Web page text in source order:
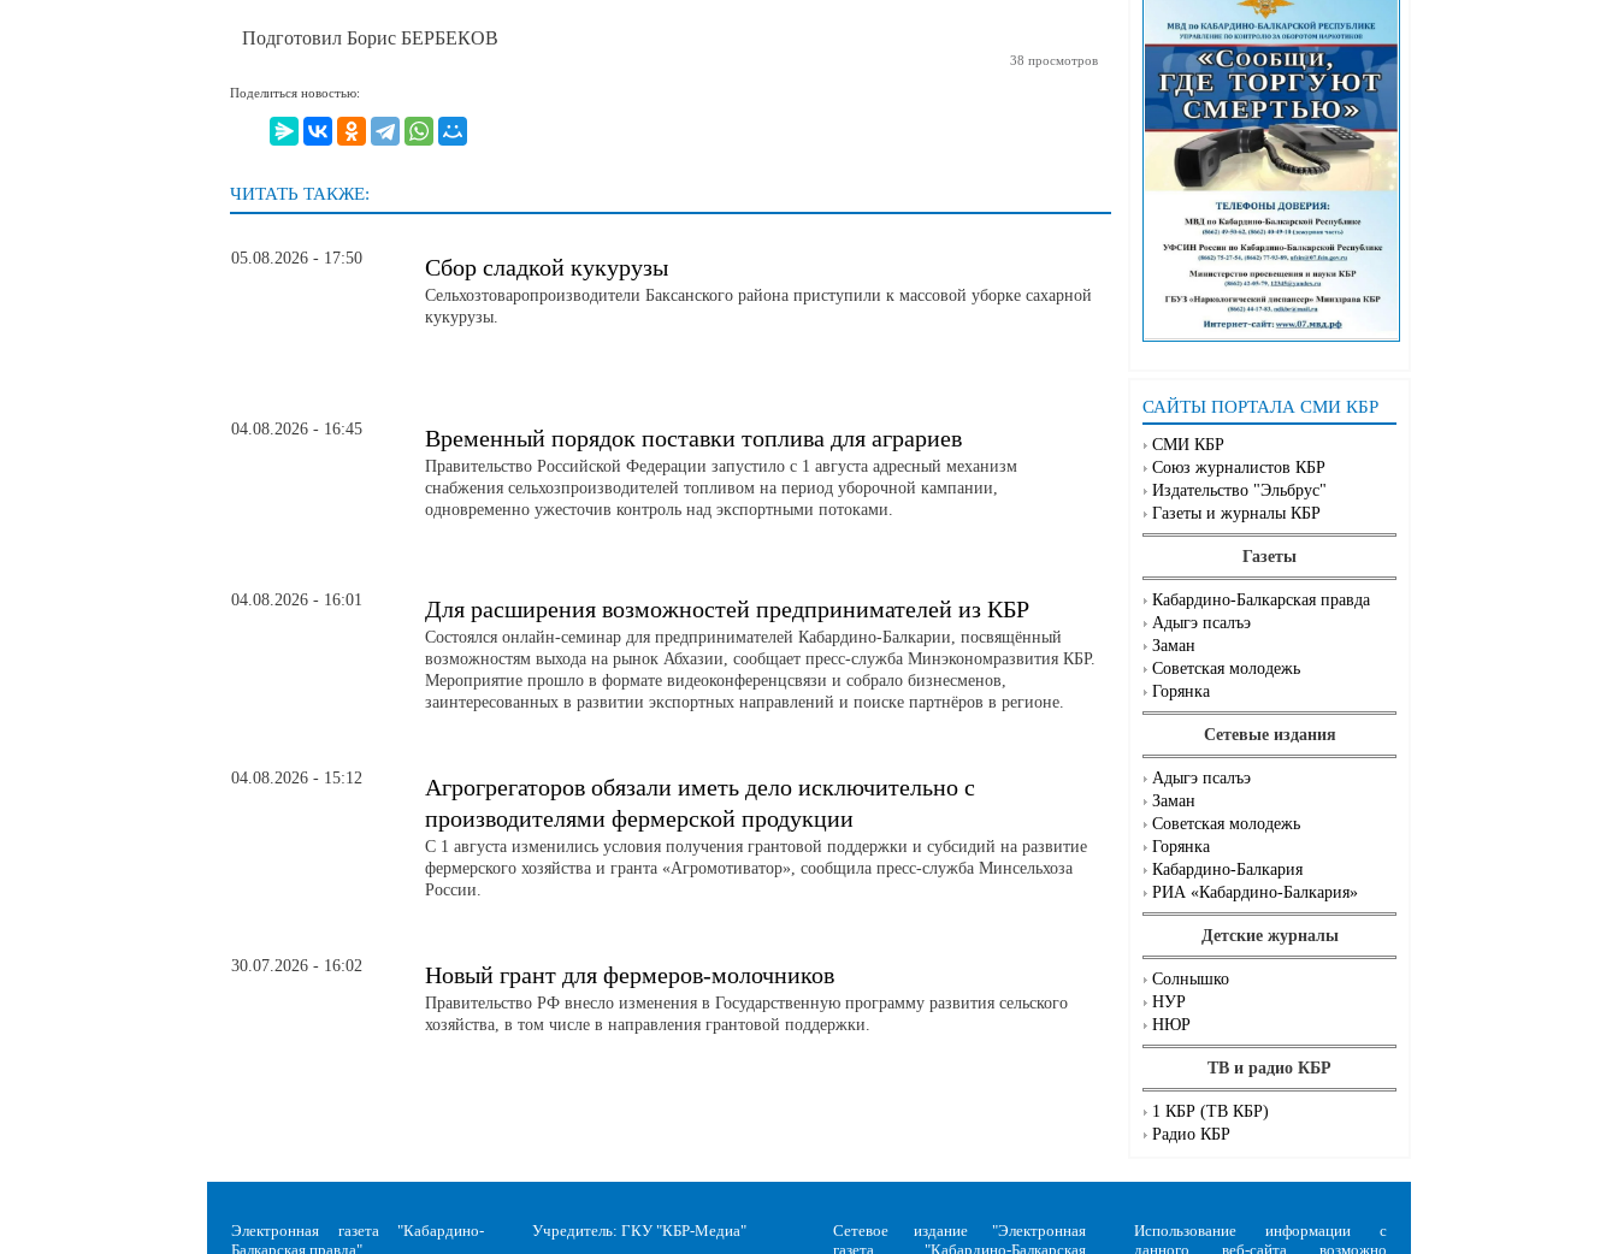
САЙТЫ ПОРТАЛА СМИ КБР
СМИ КБР
Союз журналистов КБР
Издательство "Эльбрус"
Газеты и журналы КБР
Газеты
Кабардино-Балкарская правда
Адыгэ псалъэ
Заман
Советская молодежь
Горянка
Сетевые издания
Адыгэ псалъэ
Заман
Советская молодежь
Горянка
Кабардино-Балкария
РИА «Кабардино-Балкария»
Детские журналы
Солнышко
НУР
НЮР
ТВ и радио КБР
1 КБР (ТВ КБР)
Радио КБР
Подготовил Борис БЕРБЕКОВ
38 просмотров
Поделиться новостью:
ЧИТАТЬ ТАКЖЕ:
05.08.2026 - 17:50 Сбор сладкой кукурузы
Сельхозтоваропроизводители Баксанского района приступили к массовой уборке сахарной
кукурузы.
04.08.2026 - 16:45 Временный порядок поставки топлива для аграриев
Правительство Российской Федерации запустило с 1 августа адресный механизм
снабжения сельхозпроизводителей топливом на период уборочной кампании,
одновременно ужесточив контроль над экспортными потоками.
04.08.2026 - 16:01 Для расширения возможностей предпринимателей из КБР
Состоялся онлайн-семинар для предпринимателей Кабардино-Балкарии, посвящённый
возможностям выхода на рынок Абхазии, сообщает пресс-служба Минэкономразвития КБР.
Мероприятие прошло в формате видеоконференцсвязи и собрало бизнесменов,
заинтересованных в развитии экспортных направлений и поиске партнёров в регионе.
04.08.2026 - 15:12
Агрогрегаторов обязали иметь дело исключительно с
производителями фермерской продукции
С 1 августа изменились условия получения грантовой поддержки и субсидий на развитие
фермерского хозяйства и гранта «Агромотиватор», сообщила пресс-служба Минсельхоза
России.
30.07.2026 - 16:02 Новый грант для фермеров-молочников
Правительство РФ внесло изменения в Государственную программу развития сельского
хозяйства, в том числе в направления грантовой поддержки.
Электронная газета "Кабардино-
Балкарская правда"
Учредитель: ГКУ "КБР-Медиа"
Сетевое издание "Электронная
газета "Кабардино-Балкарская
Использование информации с
данного веб-сайта возможно